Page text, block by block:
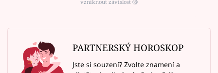
vzniknout závislost ⑱
PARTNERSKÝ HOROSKOP
Jste si souzení? Zvolte znamení a